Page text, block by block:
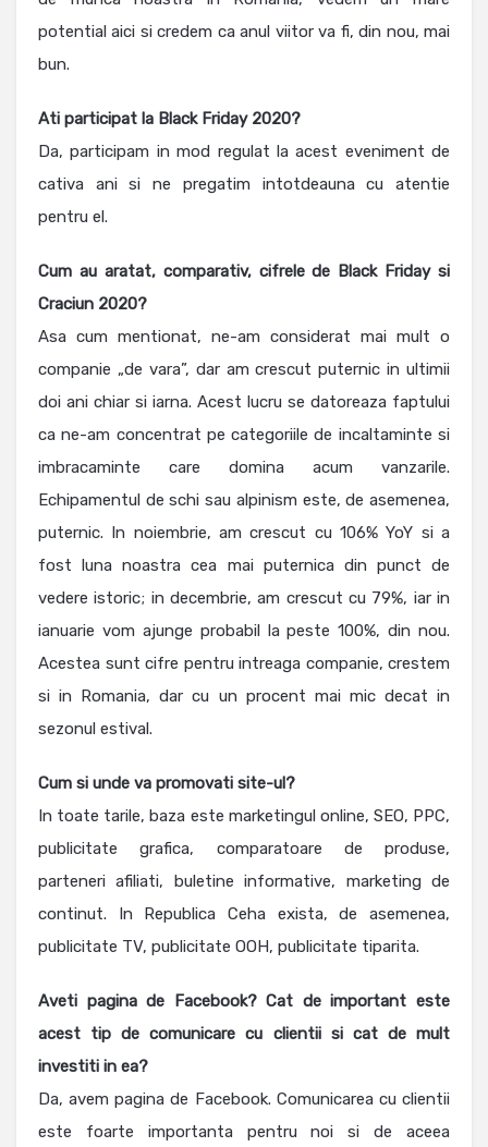
potential aici si credem ca anul viitor va fi, din nou, mai
bun.
Ati participat la Black Friday 2020?
Da, participam in mod regulat la acest eveniment de
cativa ani si ne pregatim intotdeauna cu atentie
pentru el.
Cum au aratat, comparativ, cifrele de Black Friday si
Craciun 2020?
Asa cum mentionat, ne-am considerat mai mult o
companie „de vara”, dar am crescut puternic in ultimii
doi ani chiar si iarna. Acest lucru se datoreaza faptului
ca ne-am concentrat pe categoriile de incaltaminte si
imbracaminte care domina acum vanzarile.
Echipamentul de schi sau alpinism este, de asemenea,
puternic. In noiembrie, am crescut cu 106% YoY si a
fost luna noastra cea mai puternica din punct de
vedere istoric; in decembrie, am crescut cu 79%, iar in
ianuarie vom ajunge probabil la peste 100%, din nou.
Acestea sunt cifre pentru intreaga companie, crestem
si in Romania, dar cu un procent mai mic decat in
sezonul estival.
Cum si unde va promovati site-ul?
In toate tarile, baza este marketingul online, SEO, PPC,
publicitate grafica, comparatoare de produse,
parteneri afiliati, buletine informative, marketing de
continut. In Republica Ceha exista, de asemenea,
publicitate TV, publicitate OOH, publicitate tiparita.
Aveti pagina de Facebook? Cat de important este
acest tip de comunicare cu clientii si cat de mult
investiti in ea?
Da, avem pagina de Facebook. Comunicarea cu clientii
este foarte importanta pentru noi si de aceea